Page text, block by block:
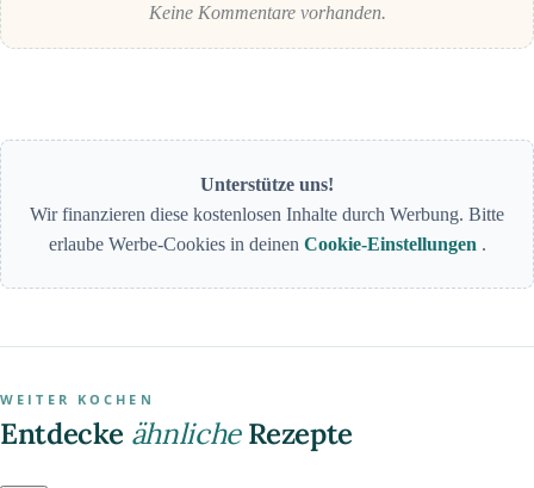
Keine Kommentare vorhanden.
Unterstütze uns!
Wir finanzieren diese kostenlosen Inhalte durch Werbung. Bitte
erlaube Werbe-Cookies in deinen Cookie-Einstellungen .
WEITER KOCHEN
Entdecke ähnlicheRezepte